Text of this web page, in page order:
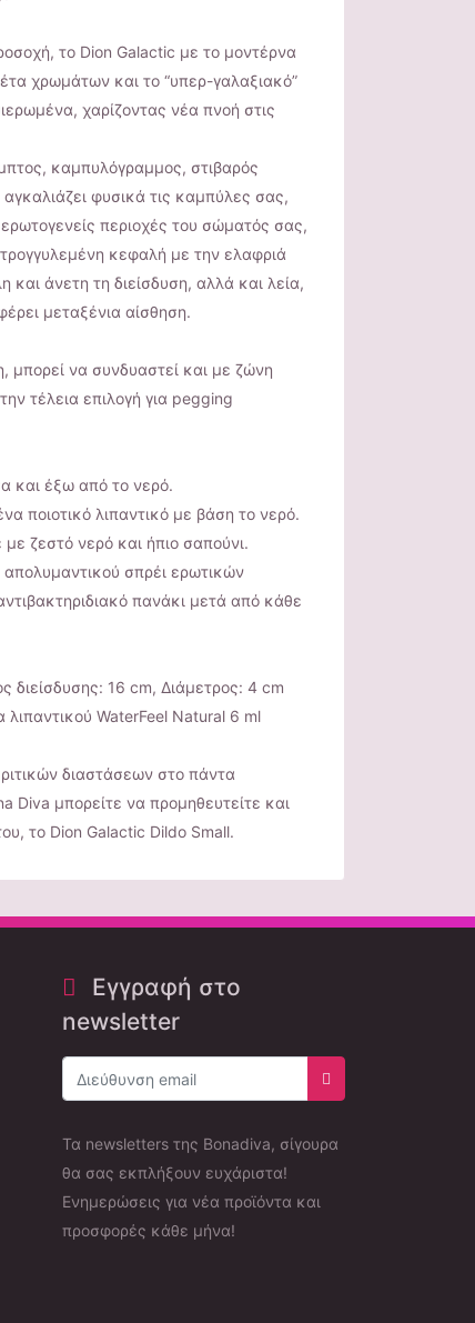
το Dion Galactic με το μοντέρνα
χρωμάτων και το “υπερ-γαλαξιακό”
χαρίζοντας νέα πνοή στις
καμπυλόγραμμος, στιβαρός
φυσικά τις καμπύλες σας,
περιοχές του σώματός σας,
κεφαλή με την ελαφριά
και άνετη τη διείσδυση, αλλά και λεία,
μεταξένια αίσθηση.
μπορεί να συνδυαστεί και με ζώνη
τέλεια επιλογή για pegging
και έξω από το νερό.
ποιοτικό λιπαντικό με βάση το νερό.
ζεστό νερό και ήπιο σαπούνι.
απολυμαντικού σπρέι ερωτικών
πανάκι μετά από κάθε
διείσδυσης: 16 cm, Διάμετρος: 4 cm
WaterFeel Natural 6 ml
διαστάσεων στο πάντα
μπορείτε να προμηθευτείτε και
το Dion Galactic Dildo Small.
Εγγραφή στο
newsletter
Εγγραφή στο
Τα newsletters της Bonadiva, σίγουρα
θα σας εκπλήξουν ευχάριστα!
Ενημερώσεις για νέα προϊόντα και
προσφορές κάθε μήνα!